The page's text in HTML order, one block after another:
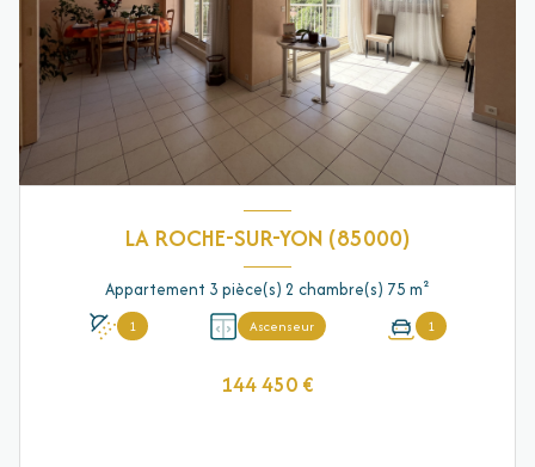
LA ROCHE-SUR-YON (85000)
Appartement 3 pièce(s) 2 chambre(s) 75 m²
1 Ascenseur 1
144 450 €